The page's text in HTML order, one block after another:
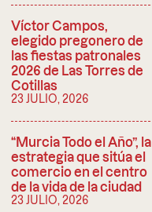
Víctor Campos,
elegido pregonero de
las fiestas patronales
2026 de Las Torres de
Cotillas
23 JULIO, 2026
“Murcia Todo el Año”, la
estrategia que sitúa el
comercio en el centro
de la vida de la ciudad
23 JULIO, 2026